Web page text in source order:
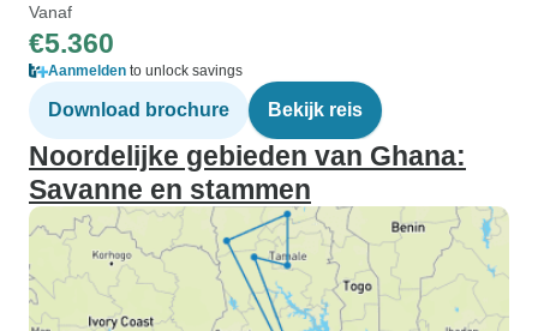
Vanaf
€5.360
Aanmelden to unlock savings
Download brochure Bekijk reis
Noordelijke gebieden van Ghana:
Savanne en stammen